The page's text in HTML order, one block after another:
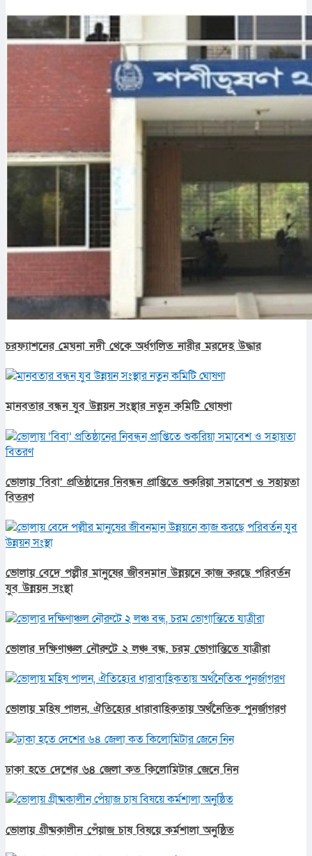
চরফ্যাশনের মেঘনা নদী থেকে অর্ধগলিত নারীর মরদেহ উদ্ধার
মানবতার বন্ধন যুব উন্নয়ন সংস্থার নতুন কমিটি ঘোষণা
ভোলায় ‘বিবা’ প্রতিষ্ঠানের নিবন্ধন প্রাপ্তিতে শুকরিয়া সমাবেশ ও সহায়তা
বিতরণ
ভোলায় বেদে পল্লীর মানুষের জীবনমান উন্নয়নে কাজ করছে পরিবর্তন
যুব উন্নয়ন সংস্থা
ভোলার দক্ষিণাঞ্চল নৌরুটে ২ লঞ্চ বন্ধ, চরম ভোগান্তিতে যাত্রীরা
ভোলায় মহিষ পালন, ঐতিহ্যের ধারাবাহিকতায় অর্থনৈতিক পুনর্জাগরণ
ঢাকা হতে দেশের ৬৪ জেলা কত কিলোমিটার জেনে নিন
ভোলায় গ্রীষ্মকালীন পেঁয়াজ চাষ বিষয়ে কর্মশালা অনুষ্ঠিত